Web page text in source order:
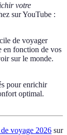
votre
sur YouTube :
de voyager
en fonction de vos
sur le monde.
pour enrichir
optimal.
voyage 2026 sur